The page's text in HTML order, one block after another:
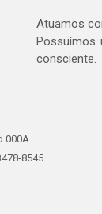
Atuamos
Possuímos
consciente.
000A
8545